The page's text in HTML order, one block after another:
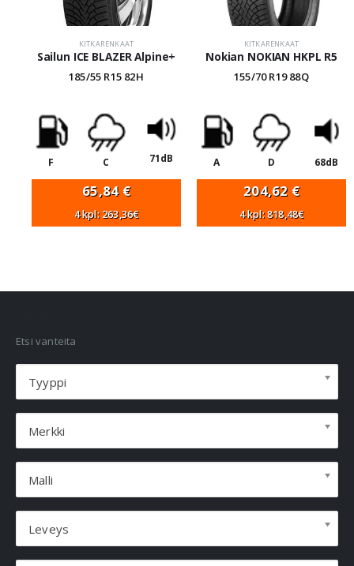
KITKARENKAAT
Sailun ICE BLAZER Alpine+
185/55 R15 82H
F C 71dB
65,84 €
4 kpl: 263,36€
KITKARENKAAT
Nokian NOKIAN HKPL R5
155/70 R19 88Q
A D 68dB
204,62 €
4 kpl: 818,48€
Etsi vanteita
Tyyppi
Merkki
Malli
Leveys